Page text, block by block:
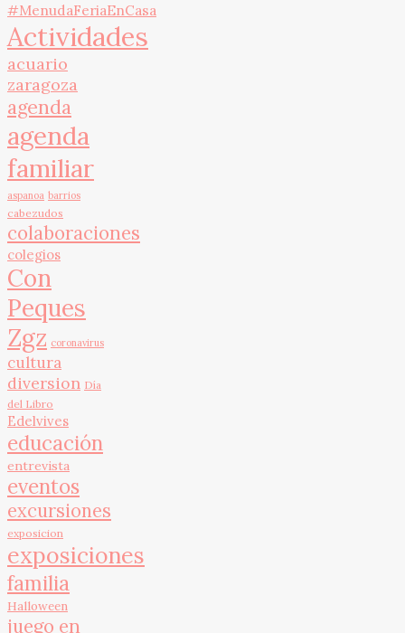
#MenudaFeriaEnCasa
Actividades
acuario
zaragoza
agenda
agenda
familiar
aspanoa barrios
cabezudos
colaboraciones
colegios
Con
Peques
Zgz coronavirus
cultura
diversion Día
del Libro
Edelvives
educación
entrevista
eventos
excursiones
exposicion
exposiciones
familia
Halloween
juego en